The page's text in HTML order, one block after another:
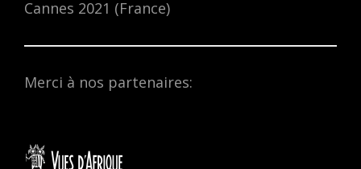
Cannes 2021 (France)
Merci à nos partenaires: